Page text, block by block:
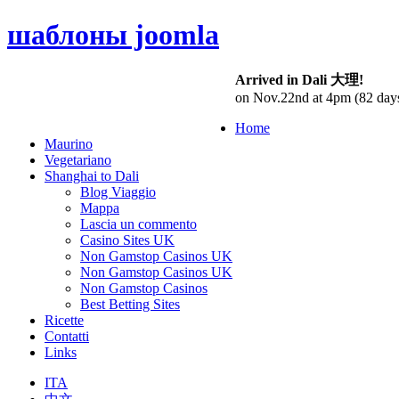
шаблоны joomla
Arrived in Dali 大理!
on Nov.22nd at 4pm (82
Home
Maurino
Vegetariano
Shanghai to Dali
Blog Viaggio
Mappa
Lascia un commento
Casino Sites UK
Non Gamstop Casinos UK
Non Gamstop Casinos UK
Non Gamstop Casinos
Best Betting Sites
Ricette
Contatti
Links
ITA